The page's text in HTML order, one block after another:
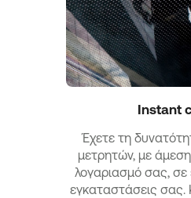
Instant
Έχετε τη
μετρητών, με
λογαριασμό σας, σε
εγκαταστάσεις σας.